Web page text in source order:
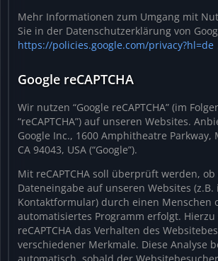
Mehr Informationen zum Umgang mit
Sie in der Datenschutzerklärung von
https://policies.google.com/privacy?hl=de
Google reCAPTCHA
Wir nutzen “Google reCAPTCHA” (im
“reCAPTCHA”) auf unseren Websites.
Google Inc., 1600 Amphitheatre Parkway,
CA 94043, USA (“Google”).
Mit reCAPTCHA soll überprüft werden, ob
Dateneingabe auf unseren Websites (z.B.
Kontaktformular) durch einen Menschen
automatisiertes Programm erfolgt.
reCAPTCHA das Verhalten des
verschiedener Merkmale. Diese Analyse